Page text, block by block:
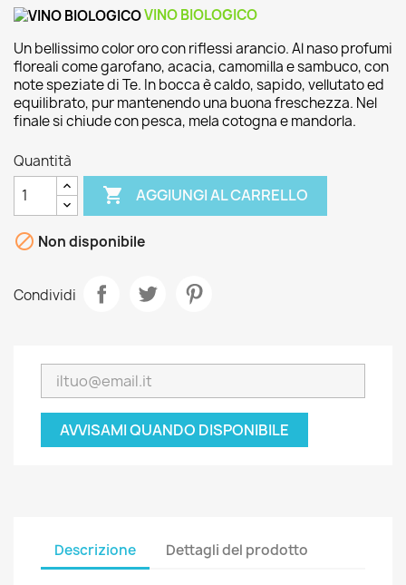
VINO BIOLOGICO
Un bellissimo color oro con riflessi arancio. Al naso profumi
floreali come garofano, acacia, camomilla e sambuco, con
note speziate di Te. In bocca è caldo, sapido, vellutato ed
equilibrato, pur mantenendo una buona freschezza. Nel
finale si chiude con pesca, mela cotogna e mandorla.
Quantità
 AGGIUNGI AL CARRELLO
 Non disponibile
Condividi
AVVISAMI QUANDO DISPONIBILE
Descrizione Dettagli del prodotto